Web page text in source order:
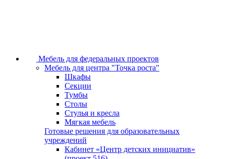
Мебель для федеральных проектов
Мебель для центра "Точка роста"
Шкафы
Секции
Тумбы
Столы
Стулья и кресла
Мягкая мебель
Готовые решения для образовательных
учреждений
Кабинет «Центр детских инициатив»